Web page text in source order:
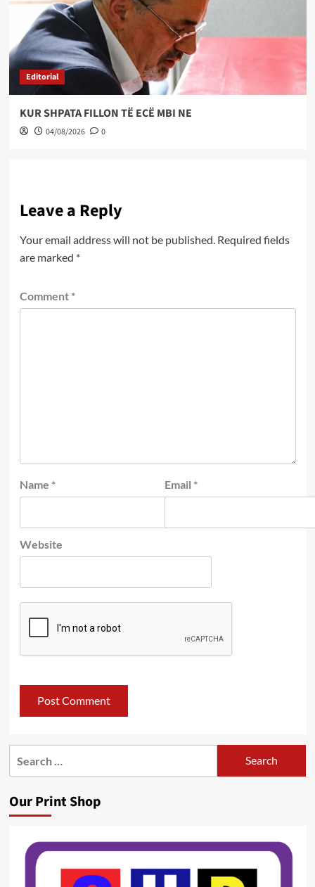
Editorial
KUR SHPATA FILLON TË ECË MBI NE
04/08/2026 0
Leave a Reply
Your email address will not be published. Required fields
are marked *
Comment *
Name * Email *
Website
Our Print Shop